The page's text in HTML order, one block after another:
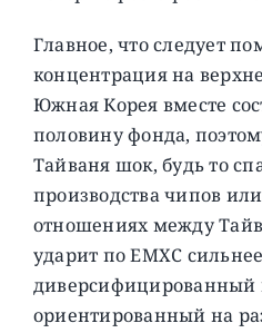
Главное, что следует
концентрация на
Южная Корея вместе
половину фонда,
Тайваня шок, будь то
производства чипов
отношениях между
ударит по EMXC
диверсифицированный
ориентированный на